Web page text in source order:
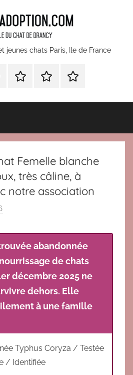
jeunes chats Paris, Ile de France
Devenir
pour
du
Drancy
Comment
un
à
du
Chat
de
Nos
Femelle blanche
très câline, à
notre association
r
V
E
R
abandonnée
de chats
décembre 2025 ne
dehors. Elle
à une famille
Typhus Coryza / Testée
/ Identifiée